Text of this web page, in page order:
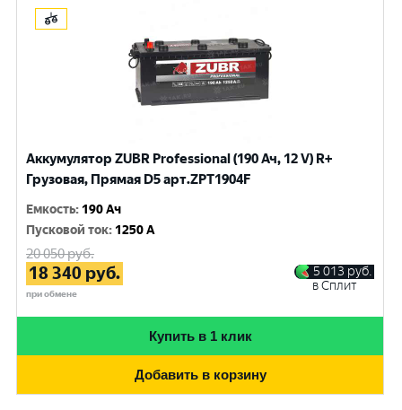
Аккумулятор ZUBR Professional (190 Ач, 12 V) R+
Грузовая, Прямая D5 арт.ZPT1904F
Емкость: 190 Ач
Пусковой ток: 1250 A
20 050руб.
18 340 руб.
при обмене
5 013 руб.
в Сплит
Купить в 1 клик
Добавить в корзину